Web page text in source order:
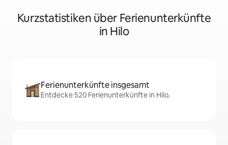
Kurzstatistiken über Ferienunterkünfte
in Hilo
Ferienunterkünfte insgesamt
Entdecke 520 Ferienunterkünfte in Hilo.